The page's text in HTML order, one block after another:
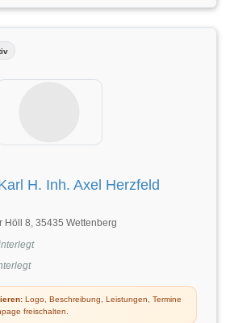
H. Inh. Axel Herzfeld
Höll 8, 35435 Wettenberg
Logo, Beschreibung, Leistungen, Termine
freischalten.